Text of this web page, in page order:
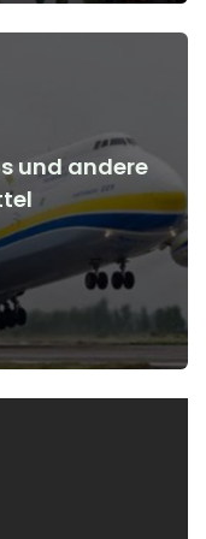
und andere
vor und nach